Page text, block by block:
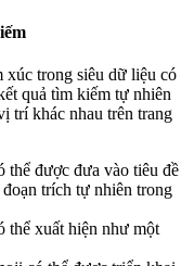
xúc trong siêu dữ liệu có
quả tìm kiếm tự nhiên
trí khác nhau trên trang
thể được đưa vào tiêu đề
trích tự nhiên trong
thể xuất hiện như một